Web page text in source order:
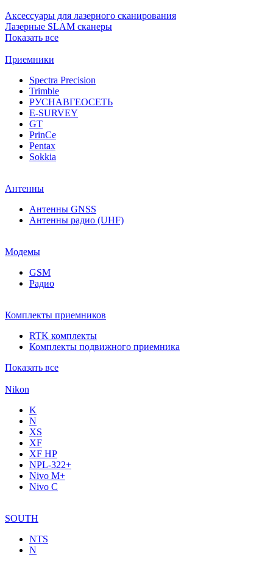
Аксессуары для лазерного сканирования
Лазерные SLAM сканеры
Показать все
Приемники
Spectra Precision
Trimble
РУСНАВГЕОСЕТЬ
E-SURVEY
GT
PrinCe
Pentax
Sokkia
Антенны
Антенны GNSS
Антенны радио (UHF)
Модемы
GSM
Радио
Комплекты приемников
RTK комплекты
Комплекты подвижного приемника
Показать все
Nikon
K
N
XS
XF
XF НР
NPL-322+
Nivo M+
Nivo C
SOUTH
NTS
N